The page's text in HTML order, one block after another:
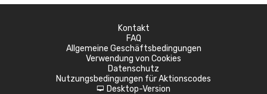
Kontakt
FAQ
Allgemeine Geschäftsbedingungen
Verwendung von Cookies
Datenschutz
Nutzungsbedingungen für Aktionscodes
d Desktop-Version